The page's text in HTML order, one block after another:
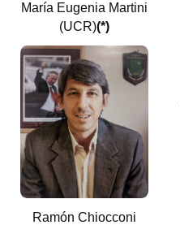
María Eugenia Martini
(UCR)(*)
Ramón Chiocconi